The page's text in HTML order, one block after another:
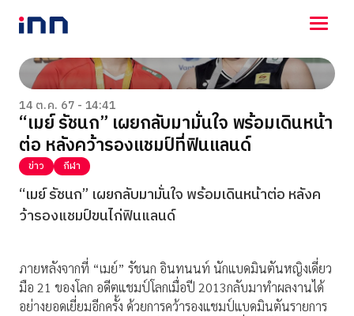
NEWS
ENTERTAINMENT
LIFESTYLE
HOROSCOPE
LOTTERY
VIDEO
ร่วมด้วยช่วยกัน
14 ต.ค. 67 - 14:41
“เมย์ รัชนก” เผยกลับมามั่นใจ พร้อมเดินหน้า
ต่อ หลังคว้ารองแชมป์ที่ฟินแลนด์
ข่าว กีฬา
“เมย์ รัชนก” เผยกลับมามั่นใจ พร้อมเดินหน้าต่อ หลังค
ว้ารองแชมป์ขนไก่ฟินแลนด์
ภายหลังจากที่ “เมย์” รัชนก อินทนนท์ นักแบดมินตันหญิงเดี่ยว
มือ 21 ของโลก อดีตแชมป์โลกเมื่อปี 2013กลับมาทำผลงานได้
อย่างยอดเยี่ยมอีกครั้ง ด้วยการคว้ารองแชมป์แบดมินตันรายการ